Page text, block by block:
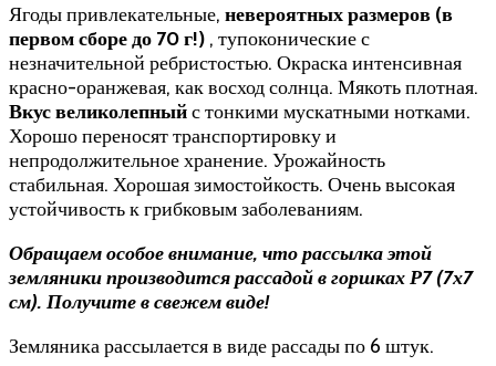
Ягоды привлекательные, невероятных размеров (в
первом сборе до 70 г!) , тупоконические с
незначительной ребристостью. Окраска интенсивная
красно-оранжевая, как восход солнца. Мякоть плотная.
Вкус великолепныйс тонкими мускатными нотками.
Хорошо переносят транспортировку и
непродолжительное хранение. Урожайность
стабильная. Хорошая зимостойкость. Очень высокая
устойчивость к грибковым заболеваниям.
Обращаем особое внимание, что рассылка этой
земляники производится рассадой в горшках Р7 (7х7
см). Получите в свежем виде!
Земляника рассылается в виде рассады по 6 штук.